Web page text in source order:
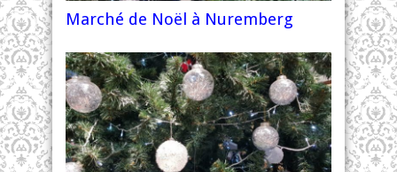
Marché de Noël à Nuremberg